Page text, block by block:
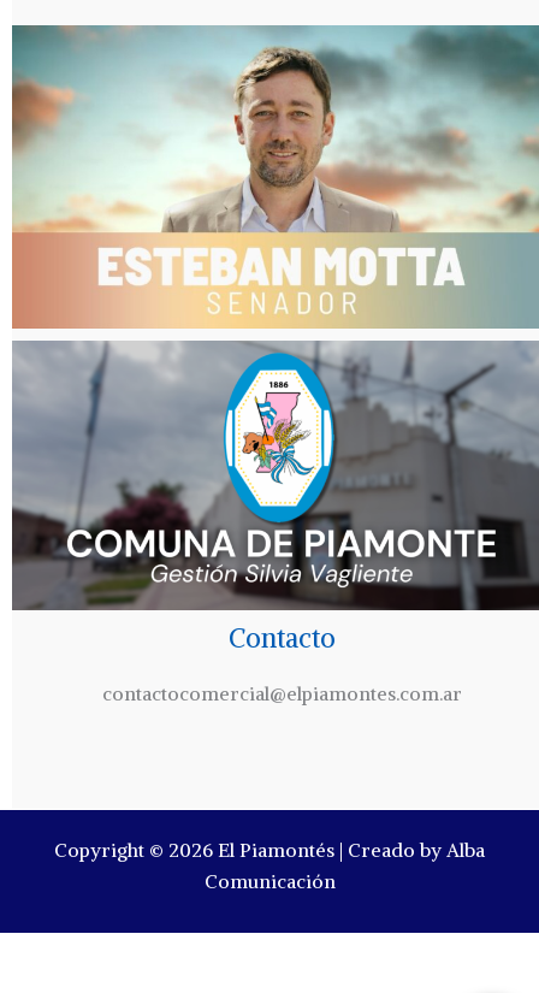
Contacto
contactocomercial@elpiamontes.com.ar
Copyright © 2026 El Piamontés | Creado by Alba
Comunicación